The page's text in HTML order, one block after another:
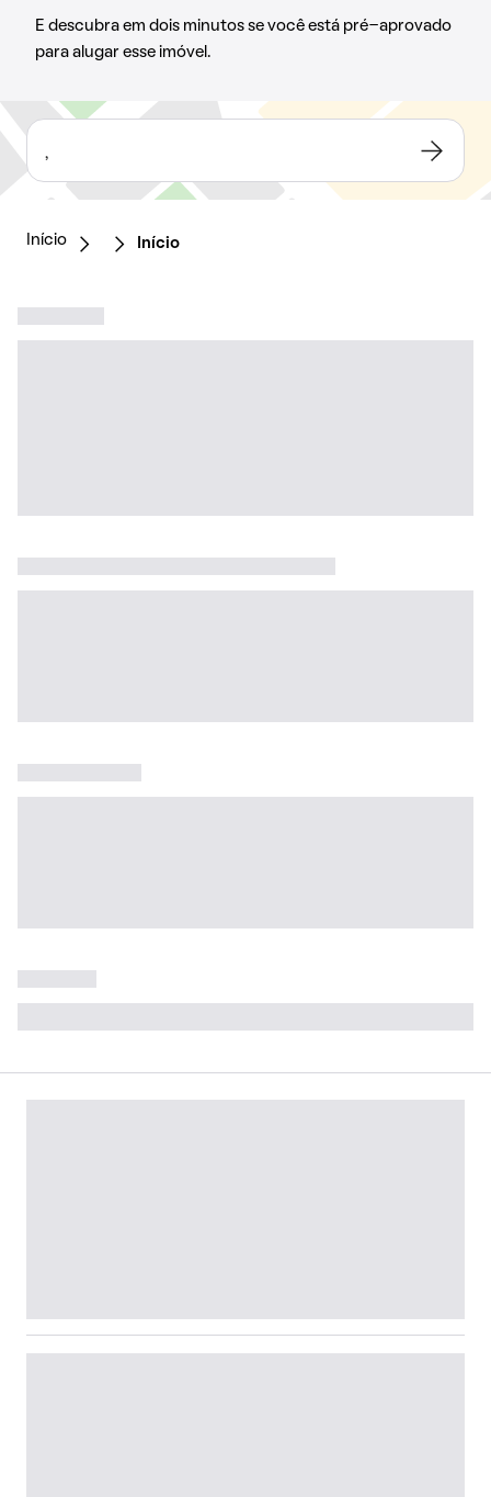
E descubra em dois minutos se você está pré-aprovado
para alugar esse imóvel.
,
Início Início